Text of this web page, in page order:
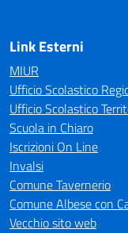
Link Esterni
MIUR
Ufficio Scolastico
Ufficio Scolastico
Scuola in Chiaro
Iscrizioni On Line
Invalsi
Comune Tavernerio
Comune Albese con
Vecchio sito web